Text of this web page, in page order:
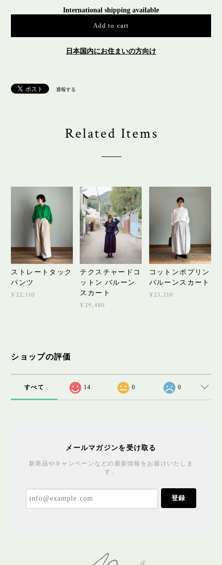
International shipping available
Add to cart
日本国内にお住まいの方向け
通報する
Related Items
ストレートタック
パンツ
¥22,110
テクスチャードコ
ットン バルーン
スカート
¥29,480
コットンポプリン
バルーンスカート
¥23,210
ショップの評価
すべて 14 0 0
メールマガジンを受け取る
新商品やキャンペーンなどの最新情報をお届けいたしま
す。
登録